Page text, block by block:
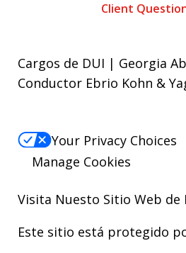
Client
Cargos de DUI | Georgia
Conductor Ebrio Kohn &
Your Privacy Choices
Manage Cookies
Visita Nuesto Sitio Web de
Este sitio está protegido